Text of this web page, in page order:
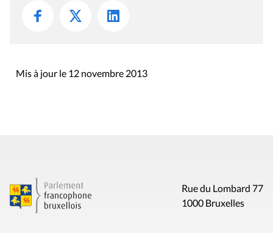
Mis à jour le 12 novembre 2013
Rue du Lombard 77
1000 Bruxelles